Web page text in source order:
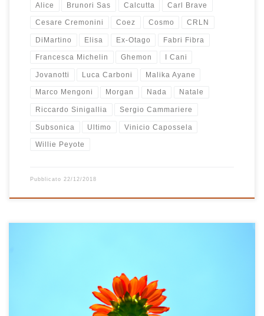
Alice Brunori Sas Calcutta Carl Brave
Cesare Cremonini Coez Cosmo CRLN
DiMartino Elisa Ex-Otago Fabri Fibra
Francesca Michelin Ghemon I Cani
Jovanotti Luca Carboni Malika Ayane
Marco Mengoni Morgan Nada Natale
Riccardo Sinigallia Sergio Cammariere
Subsonica Ultimo Vinicio Capossela
Willie Peyote
Pubblicato 22/12/2018
Tutto Bene? Sì, tutto benissimo! Tutto Bene è stato il mantra estivo
di Casa Bastiano, la playlist più ascoltata da tutti (bimbi compresi)
in questa estate 2018 che è volata via e sta ormai volgendo al
termine. L’abbiamo ascoltata in macchina mentre cercavamo di